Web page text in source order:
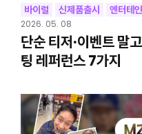
바이럴 신제품출시 엔터테
2026. 05. 08
단순 티저·이벤트 말
팅 레퍼런스 7가지